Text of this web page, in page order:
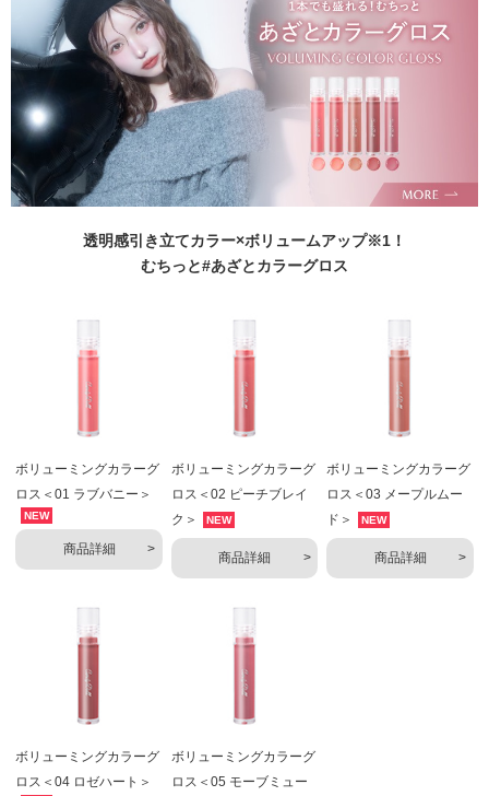
透明感引き立てカラー×ボリュームアップ※1！
むちっと#あざとカラーグロス
ボリューミングカラーグ
ロス＜01 ラブバニー＞
NEW
商品詳細
ボリューミングカラーグ
ロス＜02 ピーチブレイ
ク＞
NEW
商品詳細
ボリューミングカラーグ
ロス＜03 メープルムー
ド＞
NEW
商品詳細
ボリューミングカラーグ
ロス＜04 ロゼハート＞
ボリューミングカラーグ
ロス＜05 モーブミュー